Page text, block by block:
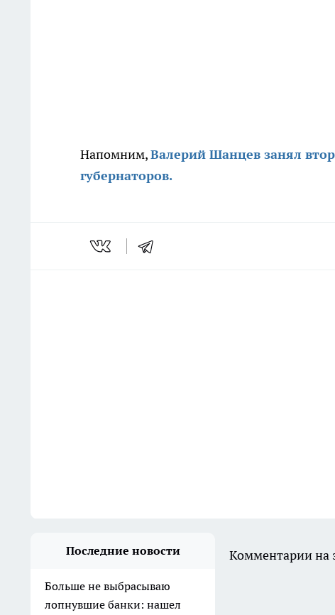
Напомним,Валерий Шанцев занял
губернаторов.
Последние новости
Больше не выбрасываю
лопнувшие банки: нашел
Комментарии на